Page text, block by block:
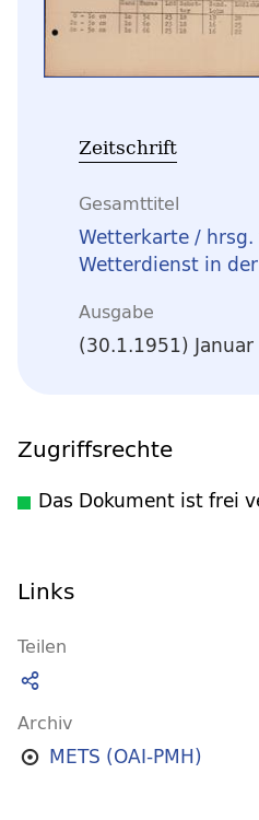
Zeitschrift
Gesamttitel
Wetterkarte /
Wetterdienst in
Ausgabe
(30.1.1951) Januar
Zugriffsrechte
Das Dokument ist frei
Links
Teilen
Archiv
METS (OAI-PMH)